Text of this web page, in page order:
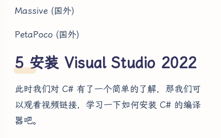
Massive (国外)
PetaPoco (国外)
安装 Visual Studio 2022
此时我们对 C# 有了一个简单的了解，那我们可
以观看视频链接，学习一下如何安装 C# 的编译
器吧。